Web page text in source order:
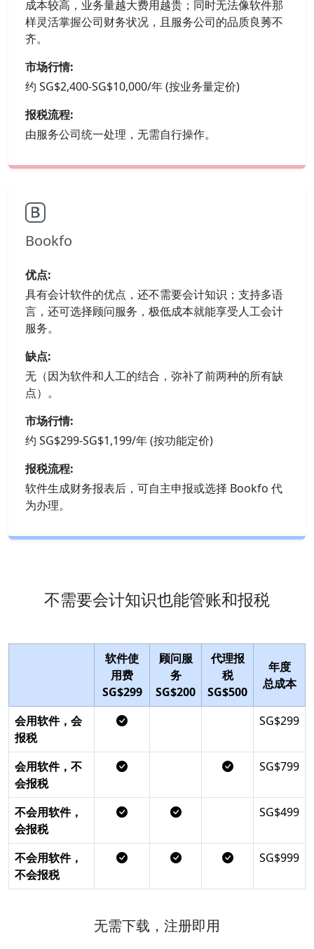
成本较高，业务量越大费用越贵；同时无法像软件那
样灵活掌握公司财务状况，且服务公司的品质良莠不
齐。
市场行情:
约 SG$2,400-SG$10,000/年 (按业务量定价)
报税流程:
由服务公司统一处理，无需自行操作。
Bookfo
优点:
具有会计软件的优点，还不需要会计知识；支持多语
言，还可选择顾问服务，极低成本就能享受人工会计
服务。
缺点:
无（因为软件和人工的结合，弥补了前两种的所有缺
点）。
市场行情:
约 SG$299-SG$1,199/年 (按功能定价)
报税流程:
软件生成财务报表后，可自主申报或选择 Bookfo 代
为办理。
不需要会计知识也能管账和报税
软件使
用费
SG$299
顾问服
务
SG$200
代理报
税
SG$500
年度
总成本
会用软件，会
报税
SG$299
会用软件，不
会报税
SG$799
不会用软件，
会报税
SG$499
不会用软件，
不会报税
SG$999
无需下载，注册即用